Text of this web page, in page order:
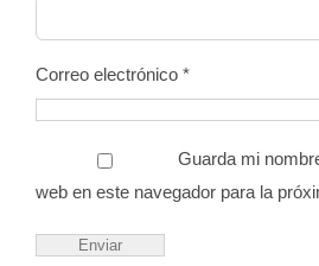
Correo electrónico *
Guarda mi
web en este navegador para la